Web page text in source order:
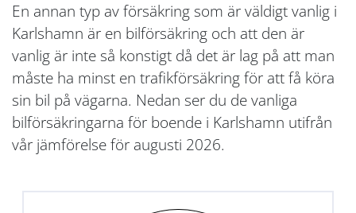
En annan typ av försäkring som är väldigt vanlig i
Karlshamn är en bilförsäkring och att den är
vanlig är inte så konstigt då det är lag på att man
måste ha minst en trafikförsäkring för att få köra
sin bil på vägarna. Nedan ser du de vanliga
bilförsäkringarna för boende i Karlshamn utifrån
vår jämförelse för augusti 2026.